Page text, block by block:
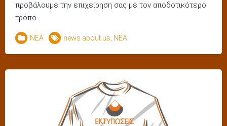
προβάλουμε την επιχείρηση σας με τον αποδοτικότερο
τρόπο.
ΝΕΑ news about us, ΝΕΑ